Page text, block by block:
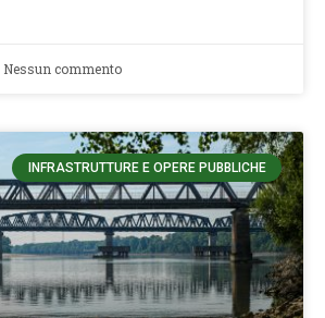
Nessun commento
INFRASTRUTTURE E OPERE PUBBLICHE